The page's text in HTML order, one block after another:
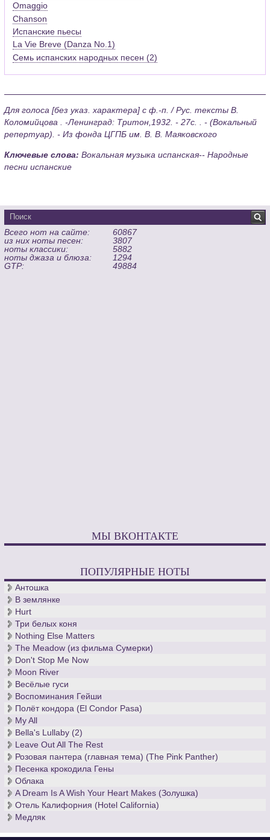
Omaggio
Chanson
Испанские пьесы
La Vie Breve (Danza No.1)
Семь испанских народных песен (2)
Для голоса [без указ. характера] с ф.-п. / Рус. тексты В.
Коломийцова . -Ленинград: Тритон,1932. - 27с. . - (Вокальный
репертуар). - Из фонда ЦГПБ им. В. В. Маяковского
Ключевые слова:Вокальная музыка испанская-- Народные
песни испанские
Всего нот на сайте:
60867
из них ноты песен:
3807
ноты классики:
5882
ноты джаза и блюза:
1294
GTP:
49884
МЫ ВКОНТАКТЕ
ПОПУЛЯРНЫЕ НОТЫ
Антошка
В землянке
Hurt
Три белых коня
Nothing Else Matters
The Meadow (из фильма Сумерки)
Don't Stop Me Now
Moon River
Весёлые гуси
Воспоминания Гейши
Полёт кондора (El Condor Pasa)
My All
Bella's Lullaby (2)
Leave Out All The Rest
Розовая пантера (главная тема) (The Pink Panther)
Песенка крокодила Гены
Облака
A Dream Is A Wish Your Heart Makes (Золушка)
Отель Калифорния (Hotel California)
Медляк